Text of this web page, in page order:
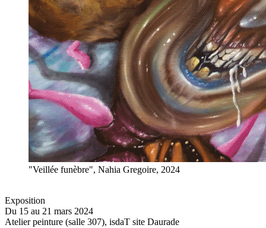
"Veillée funèbre", Nahia Gregoire, 2024
Exposition
Du 15 au 21 mars 2024
Atelier peinture (salle 307), isdaT site Daurade